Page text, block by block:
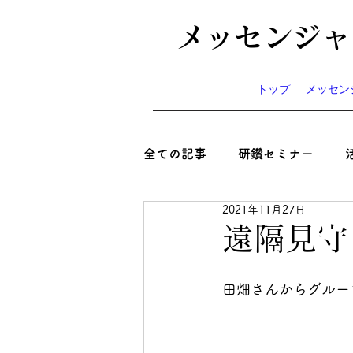
メッセンジ
トップ メッセ
全ての記事 研鑽セミナー
心と絆といのち コラム
遠隔見
2021年11月27日
田畑さんからグル